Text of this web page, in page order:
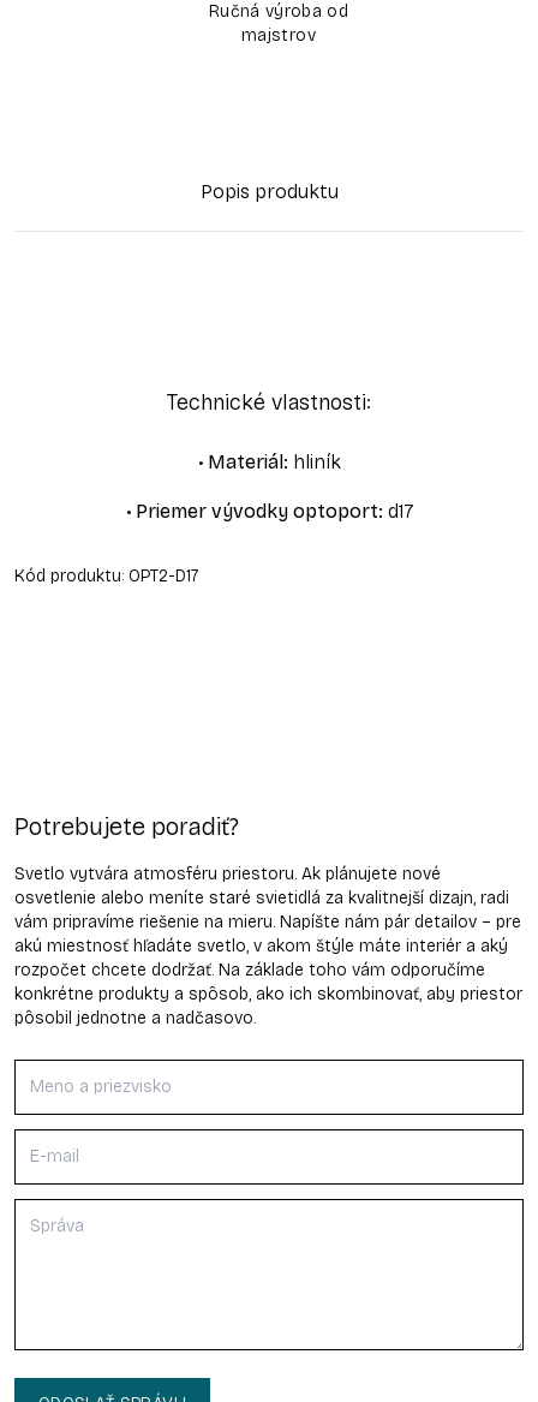
Ručná výroba od
majstrov
Popis produktu
Technické vlastnosti:
• Materiál: hliník
• Priemer vývodky optoport: d17
Kód produktu: OPT2-D17
Potrebujete poradiť?
Svetlo vytvára atmosféru priestoru. Ak plánujete nové
osvetlenie alebo meníte staré svietidlá za kvalitnejší dizajn, radi
vám pripravíme riešenie na mieru. Napíšte nám pár detailov – pre
akú miestnosť hľadáte svetlo, v akom štýle máte interiér a aký
rozpočet chcete dodržať. Na základe toho vám odporučíme
konkrétne produkty a spôsob, ako ich skombinovať, aby priestor
pôsobil jednotne a nadčasovo.